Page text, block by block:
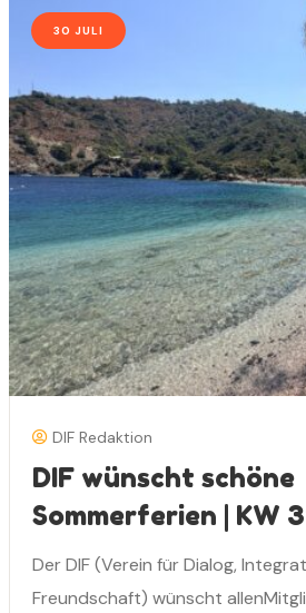
30 JULI
DIF Redaktion
DIF wünscht schöne
Sommerferien | KW
Der DIF (Verein für Dialog,
Freundschaft) wünscht